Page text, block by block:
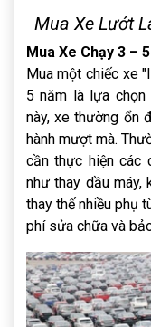
Mua Xe Lướt
Mua Xe Chạy 3 –
Mua một chiếc xe
5 năm là lựa chọn
này, xe thường ổn
hành mượt mà.
cần thực hiện các
như thay dầu máy,
thay thế nhiều phụ
phí sửa chữa và